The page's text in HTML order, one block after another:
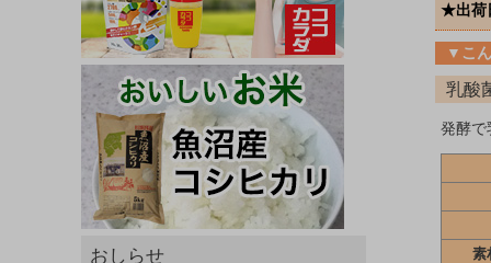
おしらせ
★出荷
▼こ
乳酸
発酵で
素